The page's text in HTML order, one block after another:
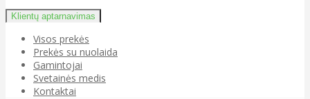
Klientų aptarnavimas
Visos prekės
Prekės su nuolaida
Gamintojai
Svetainės medis
Kontaktai